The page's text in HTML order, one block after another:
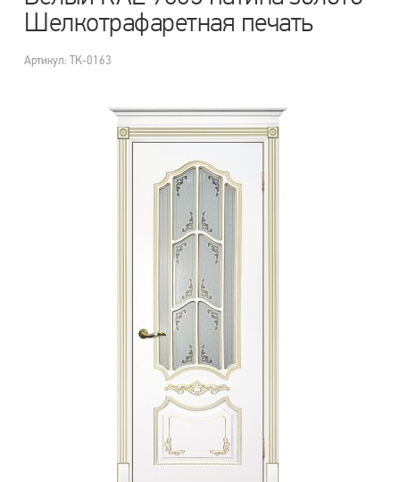
Шелкотрафаретная печать
Артикул: TK-0163